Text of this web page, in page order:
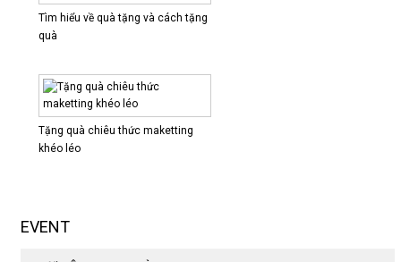
CỔNG
TRÍ
ĐÈN
ĐƯỜNG
MR
TIỆC
Tìm hiểu về quà tặng và cách tặng
quà
Tặng quà chiêu thức maketting
khéo léo
EVENT